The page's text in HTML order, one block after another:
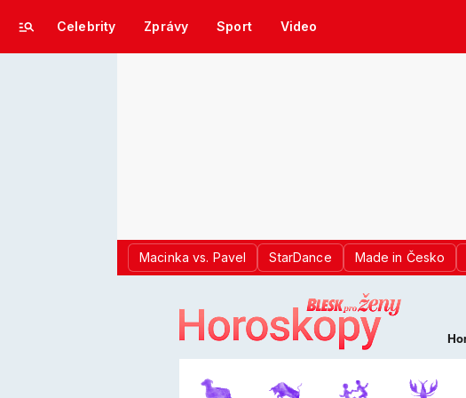
Celebrity Zprávy Sport Video
Macinka vs. Pavel StarDance Made in Česko
LOGO BLESK